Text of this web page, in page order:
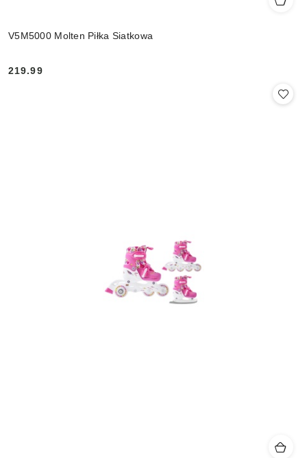
V5M5000 Molten Piłka Siatkowa
Cena:
219.99